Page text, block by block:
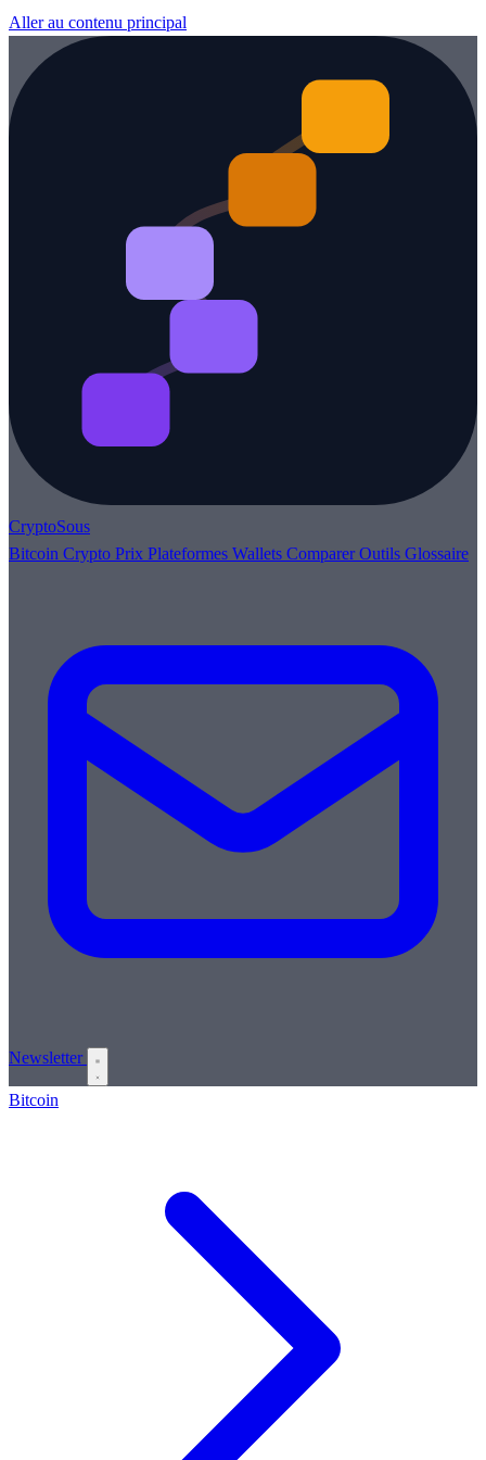
Aller au contenu principal
CryptoSous
Bitcoin Crypto Prix Plateformes Wallets ComparerOutils Glossaire
Newsletter
Bitcoin